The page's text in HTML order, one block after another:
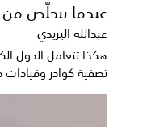
عندما تتخلّص من
عبدالله اليزيدي
هكذا تتعامل الدول
تصفية كوادر وقيادات